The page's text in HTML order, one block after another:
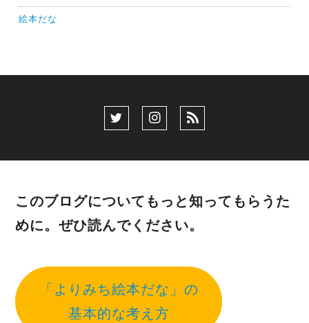
絵本だな
このブログについてもっと知ってもらうた
めに。ぜひ読んでください。
「よりみち絵本だな」の
基本的な考え方